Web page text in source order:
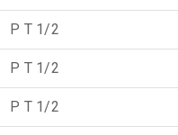
P T 1/2
P T 1/2
P T 1/2